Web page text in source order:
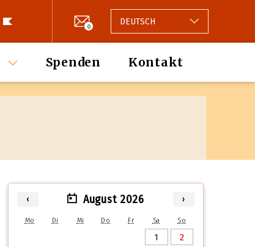
0 DEUTSCH
Spenden Kontakt
‹ August 2026 ›
Mo Di Mi Do Fr Sa So
1
2